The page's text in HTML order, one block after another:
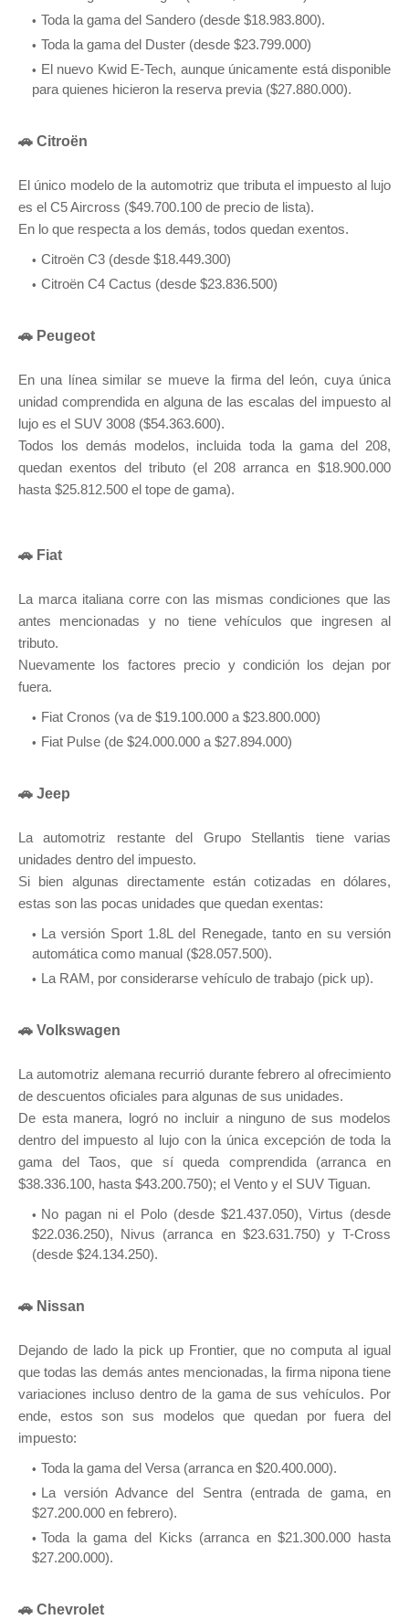
Toda la gama del Sandero (desde $18.983.800).
Toda la gama del Duster (desde $23.799.000)
El nuevo Kwid E-Tech, aunque únicamente está disponible
para quienes hicieron la reserva previa ($27.880.000).
🚗 Citroën
El único modelo de la automotriz que tributa el impuesto al lujo
es el C5 Aircross ($49.700.100 de precio de lista).
En lo que respecta a los demás, todos quedan exentos.
Citroën C3 (desde $18.449.300)
Citroën C4 Cactus (desde $23.836.500)
🚗 Peugeot
En una línea similar se mueve la firma del león, cuya única
unidad comprendida en alguna de las escalas del impuesto al
lujo es el SUV 3008 ($54.363.600).
Todos los demás modelos, incluida toda la gama del 208,
quedan exentos del tributo (el 208 arranca en $18.900.000
hasta $25.812.500 el tope de gama).
🚗 Fiat
La marca italiana corre con las mismas condiciones que las
antes mencionadas y no tiene vehículos que ingresen al
tributo.
Nuevamente los factores precio y condición los dejan por
fuera.
Fiat Cronos (va de $19.100.000 a $23.800.000)
Fiat Pulse (de $24.000.000 a $27.894.000)
🚗 Jeep
La automotriz restante del Grupo Stellantis tiene varias
unidades dentro del impuesto.
Si bien algunas directamente están cotizadas en dólares,
estas son las pocas unidades que quedan exentas:
La versión Sport 1.8L del Renegade, tanto en su versión
automática como manual ($28.057.500).
La RAM, por considerarse vehículo de trabajo (pick up).
🚗 Volkswagen
La automotriz alemana recurrió durante febrero al ofrecimiento
de descuentos oficiales para algunas de sus unidades.
De esta manera, logró no incluir a ninguno de sus modelos
dentro del impuesto al lujo con la única excepción de toda la
gama del Taos, que sí queda comprendida (arranca en
$38.336.100, hasta $43.200.750); el Vento y el SUV Tiguan.
No pagan ni el Polo (desde $21.437.050), Virtus (desde
$22.036.250), Nivus (arranca en $23.631.750) y T-Cross
(desde $24.134.250).
🚗 Nissan
Dejando de lado la pick up Frontier, que no computa al igual
que todas las demás antes mencionadas, la firma nipona tiene
variaciones incluso dentro de la gama de sus vehículos. Por
ende, estos son sus modelos que quedan por fuera del
impuesto:
Toda la gama del Versa (arranca en $20.400.000).
La versión Advance del Sentra (entrada de gama, en
$27.200.000 en febrero).
Toda la gama del Kicks (arranca en $21.300.000 hasta
$27.200.000).
🚗 Chevrolet